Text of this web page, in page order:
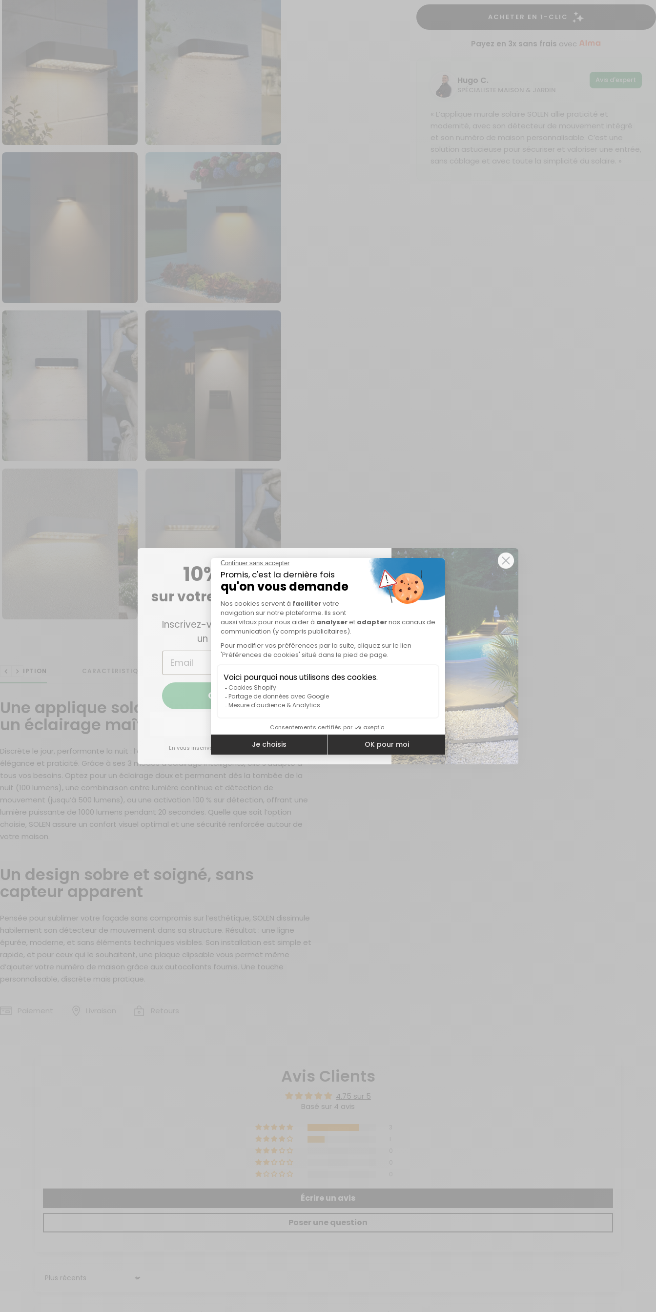
Payez en 3x sans frais avec
Hugo C.
SPÉCIALISTE MAISON & JARDIN
Avis d'expert
« L’applique murale solaire SOLEN allie praticité et
modernité, avec son détecteur de mouvement intégré
et son numéro de maison personnalisable. C’est une
solution astucieuse pour sécuriser et valoriser une entrée,
sans câblage et avec toute la simplicité du solaire. »
DESCRIPTION CARACTÉRISTIQUES
Une applique solaire intelligente pour
un éclairage maîtrisé
Discrète le jour, performante la nuit : l’applique murale solaire SOLEN combine
élégance et praticité. Grâce à ses 3 modes d’éclairage intelligents, elle s’adapte à
tous vos besoins. Optez pour un éclairage doux et permanent dès la tombée de la
nuit (100 lumens), une combinaison entre lumière continue et détection de
mouvement (jusqu’à 500 lumens), ou une activation 100 % sur détection, offrant une
lumière puissante de 1000 lumens pendant 20 secondes. Quelle que soit l’option
choisie, SOLEN assure un confort visuel optimal et une sécurité renforcée autour de
votre maison.
Un design sobre et soigné, sans
capteur apparent
Pensée pour sublimer votre façade sans compromis sur l’esthétique, SOLEN dissimule
habilement son détecteur de mouvement dans sa structure. Résultat : une ligne
épurée, moderne, et sans éléments techniques visibles. Son installation est simple et
rapide, et pour ceux qui le souhaitent, une plaque clipsable vous permet même
d’ajouter votre numéro de maison grâce aux autocollants fournis. Une touche
personnalisable, discrète mais pratique.
Paiement Livraison Retours
Avis Clients
4.75 sur 5
Basé sur 4 avis
Écrire un avis
Poser une question
Sort by
10% de remise 🎁
sur votre première commande !
Inscrivez-vous à notre newsletter et recevez
un code promotionnel unique
Obtenir mon code !
Non merci...
En vous inscrivant, vous acceptez de recevoir des emails marketings.